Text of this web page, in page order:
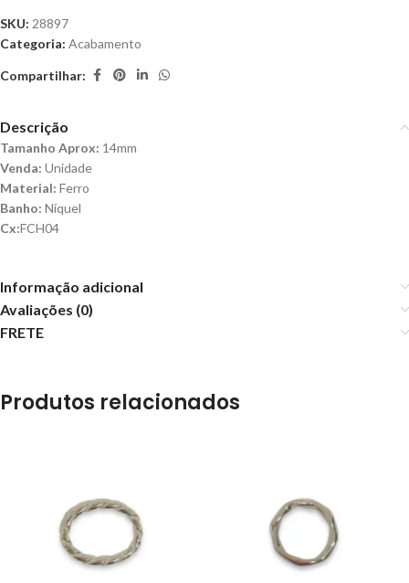
SKU: 28897
Categoria: Acabamento
Compartilhar:
Descrição
Tamanho Aprox: 14mm
Venda: Unidade
Material: Ferro
Banho: Níquel
Cx:FCH04
Informação adicional
Avaliações (0)
FRETE
Produtos relacionados